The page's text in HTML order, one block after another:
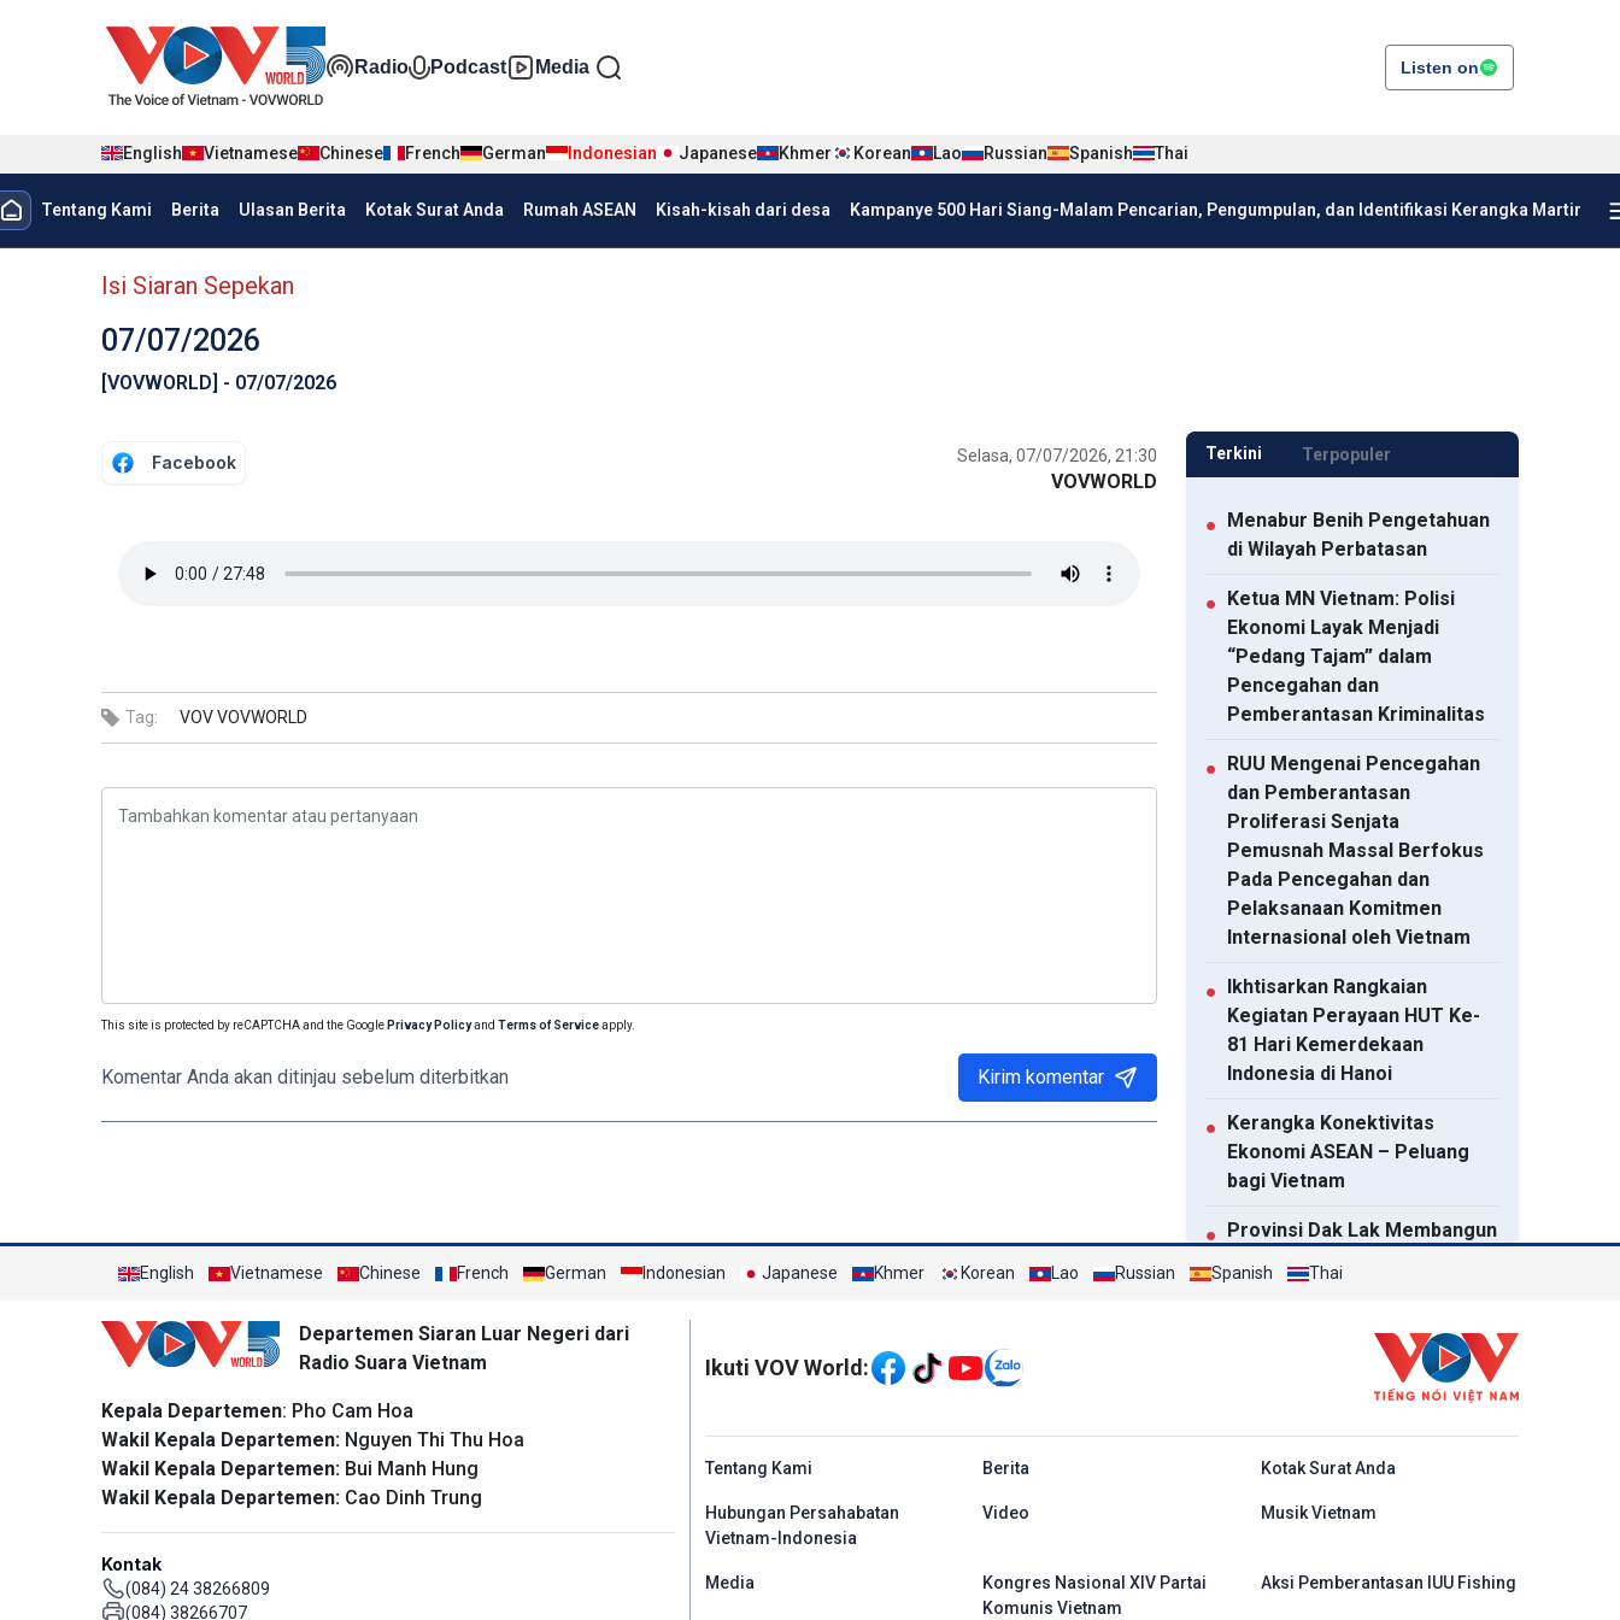
Đa phương tiện tiếng Indo
Radio Podcast Media Listen on
English Vietnamese Chinese French German Indonesian Japanese Khmer Korean Lao Russian Spanish Thai
menu trang chủ tiếng Indo
Tentang Kami Berita Ulasan Berita Kotak Surat Anda Rumah ASEAN Kisah-kisah dari desa Kampanye 500 Hari Siang-Malam Pencarian, Pengumpulan, dan Identifikasi Kerangka Martir
menu phụ tiếng Indo
Isi Siaran Sepekan
07/07/2026
[VOVWORLD] - 07/07/2026
Facebook Selasa, 07/07/2026, 21:30
VOVWORLD
Tag: VOVVOVWORLD
This site is protected by reCAPTCHA and the Google Privacy Policyand Terms of Serviceapply.
Komentar Anda akan ditinjau sebelum diterbitkan Kirim komentar
Terkini Terpopuler
● Menabur Benih Pengetahuan
di Wilayah Perbatasan
● Ketua MN Vietnam: Polisi
Ekonomi Layak Menjadi
“Pedang Tajam” dalam
Pencegahan dan
Pemberantasan Kriminalitas
● RUU Mengenai Pencegahan
dan Pemberantasan
Proliferasi Senjata
Pemusnah Massal Berfokus
Pada Pencegahan dan
Pelaksanaan Komitmen
Internasional oleh Vietnam
● Ikhtisarkan Rangkaian
Kegiatan Perayaan HUT Ke-
81 Hari Kemerdekaan
Indonesia di Hanoi
● Kerangka Konektivitas
Ekonomi ASEAN – Peluang
bagi Vietnam
● Provinsi Dak Lak Membangun
Pariwisata
Rusia Serang Fasilitas Energi
Utama dari Ukraina
Berkomitmen Memperkuat
Kerja Sama Pertahanan
Senat AS Setujui RUU Sanksi
English Vietnamese Chinese French German Indonesian Japanese Khmer Korean Lao Russian Spanish Thai
Departemen Siaran Luar Negeri dari
Radio Suara Vietnam
Kepala Departemen: Pho Cam Hoa
Wakil Kepala Departemen: Nguyen Thi Thu Hoa
Wakil Kepala Departemen: Bui Manh Hung
Wakil Kepala Departemen: Cao Dinh Trung
Kontak
(084) 24 38266809
(084) 38266707
Mạng xã hội
Ikuti VOV World:
menu footer tiếng Indo
Tentang Kami Berita Kotak Surat Anda
Hubungan Persahabatan
Vietnam-Indonesia
Video Musik Vietnam
Media
Kongres Nasional XIV Partai
Komunis Vietnam
Aksi Pemberantasan IUU Fishing